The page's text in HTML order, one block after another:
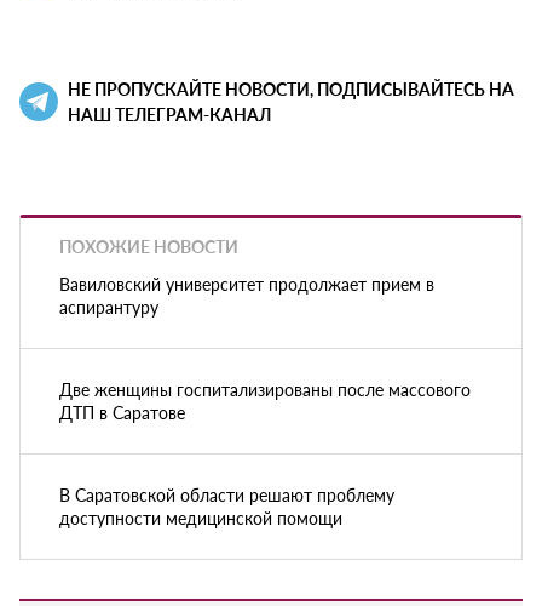
НЕ ПРОПУСКАЙТЕ НОВОСТИ, ПОДПИСЫВАЙТЕСЬ НА
НАШ ТЕЛЕГРАМ-КАНАЛ
ПОХОЖИЕ НОВОСТИ
Вавиловский университет продолжает прием в
аспирантуру
Две женщины госпитализированы после массового
ДТП в Саратове
В Саратовской области решают проблему
доступности медицинской помощи